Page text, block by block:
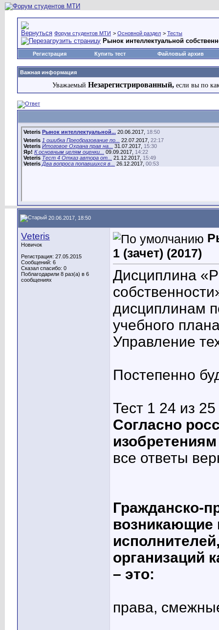
Форум студентов МТИ > Основной раздел > Тесты
Рынок интеллектуальной
Регистрация Купить тест Файловый архив
Важная информация
Уважаемый Незарегистрированный, если вы по
Veteris Рынок интеллектуальной... 20.06.2017, 18:50
Veteris 1 ошибка Преобразование по... 22.07.2017, 22:17
Veteris Итоговое Охрана прав на... 31.07.2017, 15:30
Яр! К основным целям оценки... 09.09.2017, 14:22
Veteris Тест 4 Отказ автора от... 21.12.2017, 15:49
Veteris Два вопроса попавшихся в... 26.12.2017, 00:53
20.06.2017, 18:50
Veteris
Новичок
Регистрация: 27.05.2015
Сообщений: 6
Сказал спасибо: 0
Поблагодарили 8 раз(а) в 6
сообщениях
1 (зачет) (2017)
Дисциплина
дисциплинам
учебного
Управление
Постепенно
Тест 1 24 из 25
Согласно
все ответы
Гражданско-
возникающие
организаций
– это:
права,